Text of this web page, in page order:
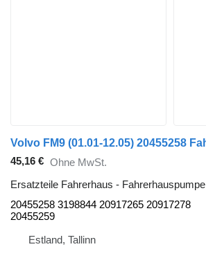
45,16 € Ohne MwSt.
Ersatzteile Fahrerhaus - Fahrerhauspumpe
20455258 3198844 20917265 20917278
20455259
Estland, Tallinn